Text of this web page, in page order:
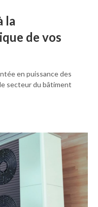
la
de vos
en puissance des
secteur du bâtiment